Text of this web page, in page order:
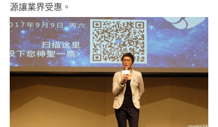
源讓業界受惠。